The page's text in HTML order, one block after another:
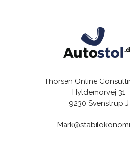
Thorsen Online
Hyldemorvej 31
9230 Svenstrup J